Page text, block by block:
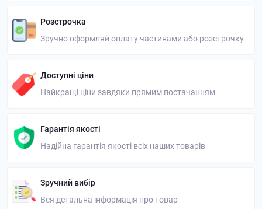
Розстрочка
Зручно оформляй оплату частинами або розстрочку
Доступні ціни
Найкращі ціни завдяки прямим постачанням
Гарантія якості
Надійна гарантія якості всіх наших товарів
Зручний вибір
Вся детальна інформація про товар